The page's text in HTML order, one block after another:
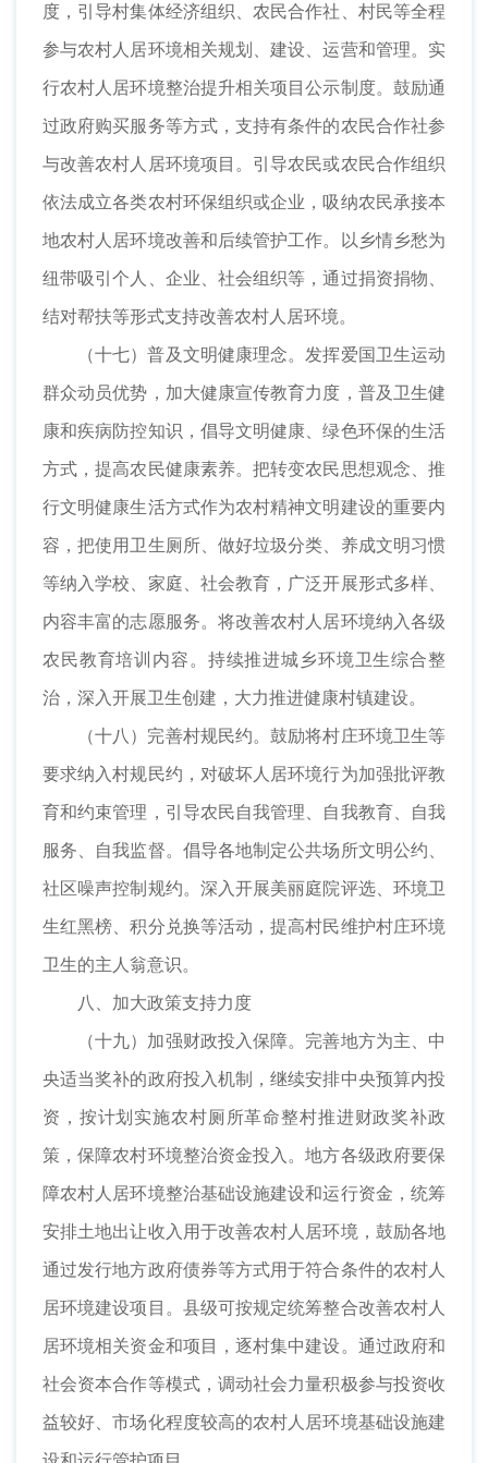
度，引导村集体经济组织、农民合作社、村民等全程
参与农村人居环境相关规划、建设、运营和管理。实
行农村人居环境整治提升相关项目公示制度。鼓励通
过政府购买服务等方式，支持有条件的农民合作社参
与改善农村人居环境项目。引导农民或农民合作组织
依法成立各类农村环保组织或企业，吸纳农民承接本
地农村人居环境改善和后续管护工作。以乡情乡愁为
纽带吸引个人、企业、社会组织等，通过捐资捐物、
结对帮扶等形式支持改善农村人居环境。
（十七）普及文明健康理念。发挥爱国卫生运动
群众动员优势，加大健康宣传教育力度，普及卫生健
康和疾病防控知识，倡导文明健康、绿色环保的生活
方式，提高农民健康素养。把转变农民思想观念、推
行文明健康生活方式作为农村精神文明建设的重要内
容，把使用卫生厕所、做好垃圾分类、养成文明习惯
等纳入学校、家庭、社会教育，广泛开展形式多样、
内容丰富的志愿服务。将改善农村人居环境纳入各级
农民教育培训内容。持续推进城乡环境卫生综合整
治，深入开展卫生创建，大力推进健康村镇建设。
（十八）完善村规民约。鼓励将村庄环境卫生等
要求纳入村规民约，对破坏人居环境行为加强批评教
育和约束管理，引导农民自我管理、自我教育、自我
服务、自我监督。倡导各地制定公共场所文明公约、
社区噪声控制规约。深入开展美丽庭院评选、环境卫
生红黑榜、积分兑换等活动，提高村民维护村庄环境
卫生的主人翁意识。
八、加大政策支持力度
（十九）加强财政投入保障。完善地方为主、中
央适当奖补的政府投入机制，继续安排中央预算内投
资，按计划实施农村厕所革命整村推进财政奖补政
策，保障农村环境整治资金投入。地方各级政府要保
障农村人居环境整治基础设施建设和运行资金，统筹
安排土地出让收入用于改善农村人居环境，鼓励各地
通过发行地方政府债券等方式用于符合条件的农村人
居环境建设项目。县级可按规定统筹整合改善农村人
居环境相关资金和项目，逐村集中建设。通过政府和
社会资本合作等模式，调动社会力量积极参与投资收
益较好、市场化程度较高的农村人居环境基础设施建